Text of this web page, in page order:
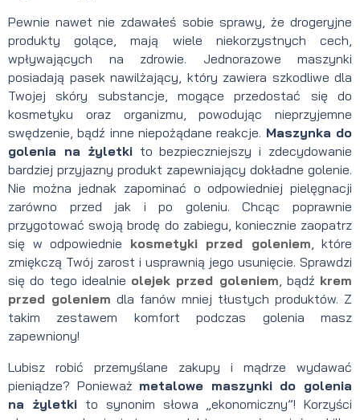
Pewnie nawet nie zdawałeś sobie sprawy, że drogeryjne
produkty golące, mają wiele niekorzystnych cech,
wpływających na zdrowie. Jednorazowe maszynki
posiadają pasek nawilżający, który zawiera szkodliwe dla
Twojej skóry substancje, mogące przedostać się do
kosmetyku oraz organizmu, powodując nieprzyjemne
swędzenie, bądź inne niepożądane reakcje. Maszynka do
golenia na żyletkito bezpieczniejszy i zdecydowanie
bardziej przyjazny produkt zapewniający dokładne golenie.
Nie można jednak zapominać o odpowiedniej pielęgnacji
zarówno przed jak i po goleniu. Chcąc poprawnie
przygotować swoją brodę do zabiegu, koniecznie zaopatrz
się w odpowiednie kosmetyki przed goleniem, które
zmiękczą Twój zarost i usprawnią jego usunięcie. Sprawdzi
się do tego idealnie olejek przed goleniem, bądź krem
przed goleniem dla fanów mniej tłustych produktów. Z
takim zestawem komfort podczas golenia masz
zapewniony!
Lubisz robić przemyślane zakupy i mądrze wydawać
pieniądze? Ponieważ metalowe maszynki do golenia
na żyletki to synonim słowa „ekonomiczny”! Korzyści